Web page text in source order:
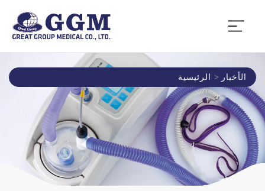
الرئيسية الأخبار